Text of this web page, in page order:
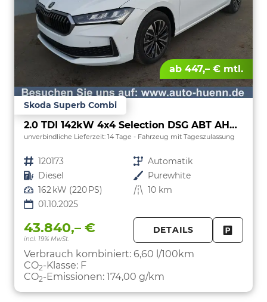
ab 447,– € mtl.
Skoda Superb Combi
2.0 TDI 142kW 4x4 Selection DSG ABT AHK 360 Head Up
unverbindliche Lieferzeit: 14 Tage Fahrzeug mit Tageszulassung
Fahrzeugnr. 120173 Getriebe Automatik
Kraftstoff Diesel Außenfarbe Purewhite
Leistung 162 kW (220 PS) Kilometerstand 10 km
01.10.2025
43.840,– €
incl. 19% MwSt.
DETAILS
Verbrauch kombiniert: 6,60 l/100km
CO2-Klasse: F
CO2-Emissionen: 174,00 g/km